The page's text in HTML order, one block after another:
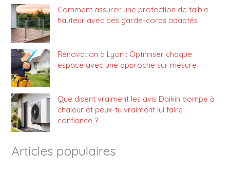
Comment assurer une protection de faible
hauteur avec des garde-corps adaptés
Rénovation à Lyon : Optimiser chaque
espace avec une approche sur mesure
Que disent vraiment les avis Daikin pompe à
chaleur et peux-tu vraiment lui faire
confiance ?
Articles populaires